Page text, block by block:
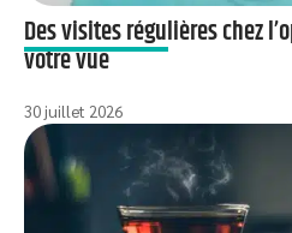
Des visites régulières chez
votre vue
30 juillet 2026